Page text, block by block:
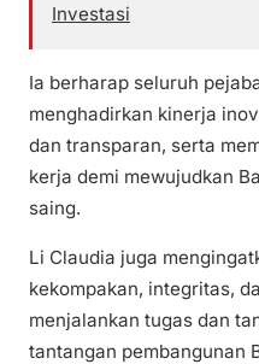
Investasi
Ia berharap seluruh
menghadirkan kinerja
dan transparan, serta
kerja demi mewujudkan
saing.
Li Claudia juga
kekompakan, integritas,
menjalankan tugas dan
tantangan pembangunan